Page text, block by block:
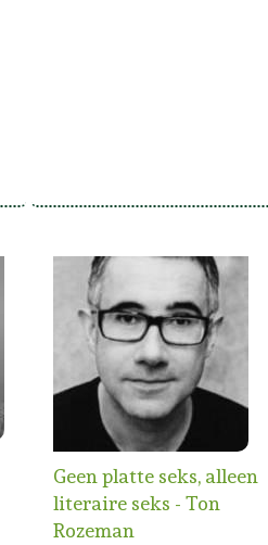
Geen platte seks, alleen
literaire seks - Ton
Rozeman